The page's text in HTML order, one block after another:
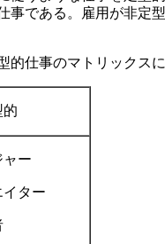
事である。雇用が非定
仕事のマトリックス
的
ャー
イター